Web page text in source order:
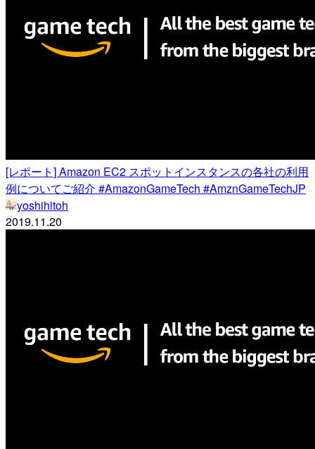
[レポート] Amazon EC2 スポットインスタンスの各社の利用
例についてご紹介 #AmazonGameTech #AmznGameTechJP
yoshihitoh
2019.11.20